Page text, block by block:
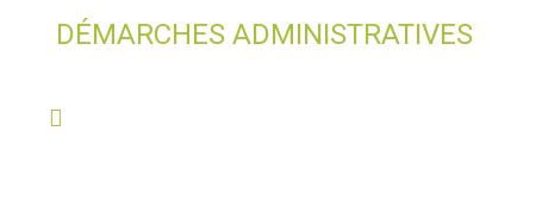
DÉMARCHES ADMINISTRATIVES